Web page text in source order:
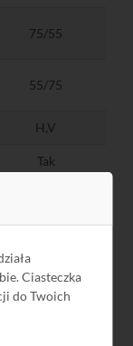
Ciasteczka
do Twoich
75/55
55/75
H,V
Tak
45
442 x 205 x 65